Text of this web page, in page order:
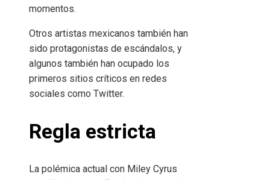
momentos.
Otros artistas mexicanos también han
sido protagonistas de escándalos, y
algunos también han ocupado los
primeros sitios críticos en redes
sociales como Twitter.
Regla estricta
La polémica actual con Miley Cyrus